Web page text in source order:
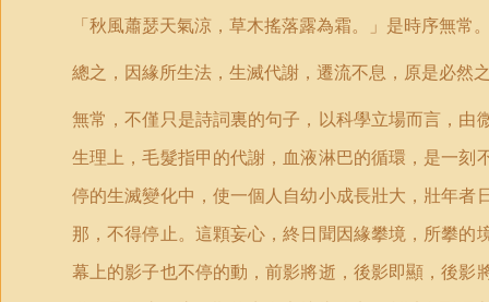
「秋風蕭瑟天氣涼，草木搖落露為霜。」是時序無常
總之，因緣所生法，生滅代謝，遷流不息，原是必然
無常，不僅只是詩詞裏的句子，以科學立場而言，
生理上，毛髮指甲的代謝，血液淋巴的循環，是一
停的生滅變化中，使一個人自幼小成長壯大，壯年
那，不得停止。這顆妄心，終日聞因緣攀境，所攀
幕上的影子也不停的動，前影將逝，後影即顯，後